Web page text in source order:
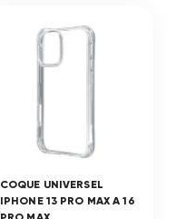
COQUE UNIVERSEL
IPHONE 13 PRO MAX A 16